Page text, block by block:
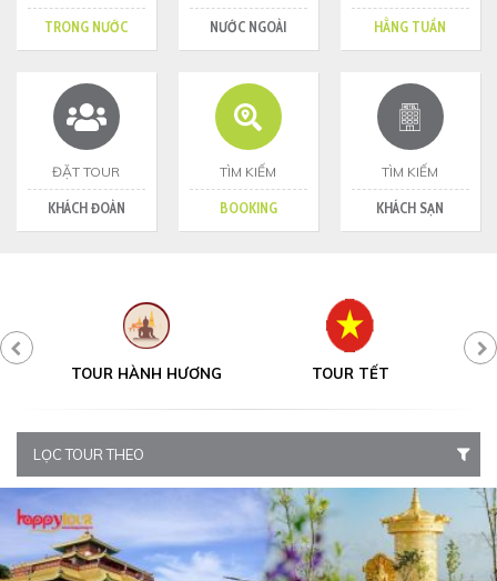
TRONG NƯỚC NƯỚC NGOÀI HẰNG TUẦN
ĐẶT TOUR
KHÁCH ĐOÀN
TÌM KIẾM
BOOKING
TÌM KIẾM
KHÁCH SẠN
TOUR HÀNH HƯƠNG TOUR TẾT
LỌC TOUR THEO